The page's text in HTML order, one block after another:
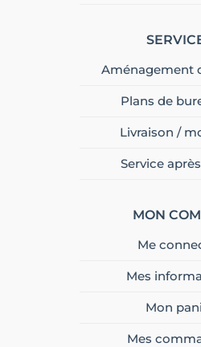
Aménagement
Plans de
Livraison /
Service
MON
Me
Mes
Mon
Mes